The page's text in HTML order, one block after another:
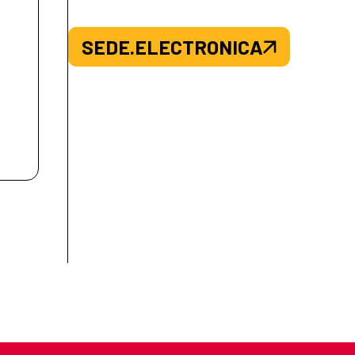
SEDE.ELECTRONICA